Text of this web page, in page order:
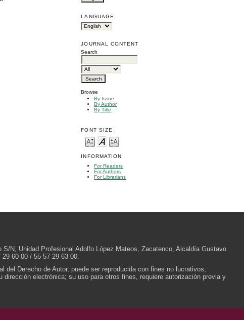
LANGUAGE
JOURNAL CONTENT
Search
Browse
By Issue
By Author
By Title
FONT SIZE
INFORMATION
For Readers
For Authors
For Librarians
N, Unidad Profesional Adolfo López Mateos, Zacatenco, Alcaldía Gustavo
60 00 / 55 57 29 63 00.
Derecho de Autor, puede ser reproducida con fines no lucrativos,
electrónica; su uso para otros fines, requiere autorización previa y